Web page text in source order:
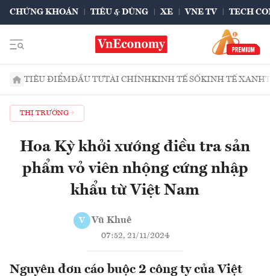
CHỨNG KHOÁN TIÊU & DÙNG XE VNE TV TECH
TIÊU ĐIỂMĐẦU TƯTÀI CHÍNHKINH TẾ SỐKINH TẾ XANH
THỊ TRƯỜNG
Hoa Kỳ khởi xướng điều tra sản
phẩm vỏ viên nhộng cứng nhập
khẩu từ Việt Nam
V Vũ Khuê
07:52, 21/11/2024
Nguyên đơn cáo buộc 2 công ty của Việt